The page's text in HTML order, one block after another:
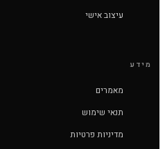
עיצוב אישי
מידע
מאמרים
תנאי שימוש
מדיניות פרטיות